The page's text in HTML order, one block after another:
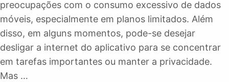
preocupações com o consumo excessivo de dados
móveis, especialmente em planos limitados. Além
disso, em alguns momentos, pode-se desejar
desligar a internet do aplicativo para se concentrar
em tarefas importantes ou manter a privacidade.
Mas …